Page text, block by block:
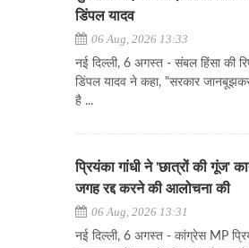
डिंपल यादव
06 Aug, 2026 13:33
नई दिल्ली, 6 अगस्त - संबल हिंसा की
डिंपल यादव ने कहा, "सरकार जानबूझकर
है ...
प्रियंका गांधी ने 'छात्रों की गूंज'
जगह रद्द करने की आलोचना की
06 Aug, 2026 13:31
नई दिल्ली, 6 अगस्त - कांग्रेस MP